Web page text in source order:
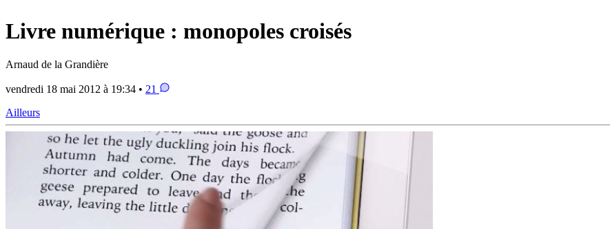
Livre numérique : monopoles croisés
Arnaud de la Grandière
vendredi 18 mai 2012 à 19:34 • 21
Ailleurs